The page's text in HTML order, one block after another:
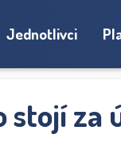
Jednotlivci
za